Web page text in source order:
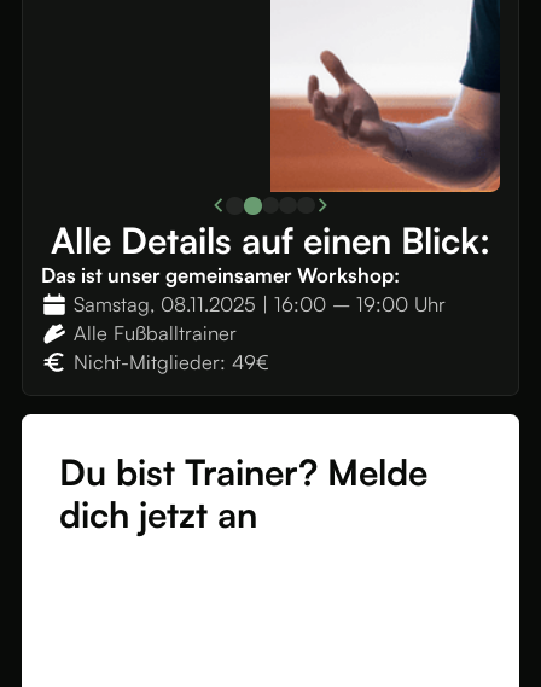
Alle Details auf einen Blick:
Das ist unser gemeinsamer Workshop:
Samstag, 08.11.2025 | 16:00 – 19:00 Uhr
Alle Fußballtrainer
Nicht-Mitglieder: 49€
Du bist Trainer? Melde
dich jetzt an